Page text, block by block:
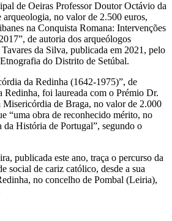
de Oeiras Professor Doutor Octávio da
arqueologia, no valor de 2.500 euros,
na Conquista Romana: Intervenções
de autoria dos arqueólogos
da Silva, publicada em 2021, pelo
do Distrito de Setúbal.
da Redinha (1642-1975)”, de
Redinha, foi laureada com o Prémio Dr.
Misericórdia de Braga, no valor de 2.000
“uma obra de reconhecido mérito, no
da História de Portugal”, segundo o
publicada este ano, traça o percurso da
social de cariz católico, desde a sua
no concelho de Pombal (Leiria),